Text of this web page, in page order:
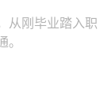
从刚毕业踏入职
。